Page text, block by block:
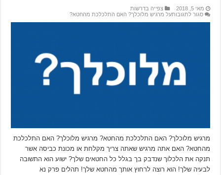
מאי 5, 2018
צפייה בדרשות
סגור לתגובותעל מרגיש מלוכלך? האם התלכלכת מהחטא?
מרגיש מלוכלך? האם התלכלכת מהחטא? מרגיש מלוכלך? האם התלכלכת
מהחטא? האם אתה מרגיש שאתה צריך מקלחת או מכונת כביסה אשר
תנקה את הלכלוך שנדבק בך בגלל כל החטאים שלך? ישוע הוא התשובה
לבעיה שלך! הוא רוצה לרחוץ אותך מהחטא שלך! תהלים פרק נא